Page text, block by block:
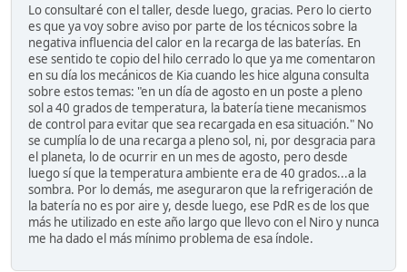
Lo consultaré con el taller, desde luego, gracias. Pero lo cierto
es que ya voy sobre aviso por parte de los técnicos sobre la
negativa influencia del calor en la recarga de las baterías. En
ese sentido te copio del hilo cerrado lo que ya me comentaron
en su día los mecánicos de Kia cuando les hice alguna consulta
sobre estos temas: "en un día de agosto en un poste a pleno
sol a 40 grados de temperatura, la batería tiene mecanismos
de control para evitar que sea recargada en esa situación." No
se cumplía lo de una recarga a pleno sol, ni, por desgracia para
el planeta, lo de ocurrir en un mes de agosto, pero desde
luego sí que la temperatura ambiente era de 40 grados...a la
sombra. Por lo demás, me aseguraron que la refrigeración de
la batería no es por aire y, desde luego, ese PdR es de los que
más he utilizado en este año largo que llevo con el Niro y nunca
me ha dado el más mínimo problema de esa índole.